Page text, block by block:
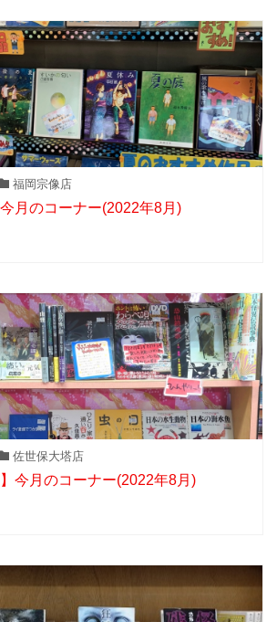
福岡宗像店
今月のコーナー(2022年8月)
佐世保大塔店
】今月のコーナー(2022年8月)